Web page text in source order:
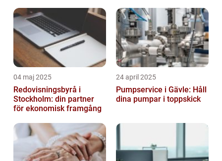
04 maj 2025
Redovisningsbyrå i
Stockholm: din partner
för ekonomisk framgång
24 april 2025
Pumpservice i Gävle: Håll
dina pumpar i toppskick